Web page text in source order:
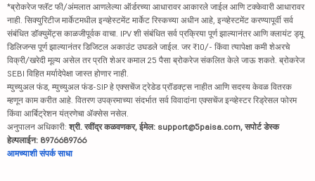
*ब्रोकरेज फ्लॅट फी/अंमलात आणलेल्या ऑर्डरच्या आधारावर आकारले जाईल आणि टक्केवारी आधारावर
नाही. सिक्युरिटीज मार्केटमधील इन्व्हेस्टमेंट मार्केट रिस्कच्या अधीन आहे, इन्व्हेस्टमेंट करण्यापूर्वी सर्व
संबंधित डॉक्युमेंट्स काळजीपूर्वक वाचा. IPV शी संबंधित सर्व प्रक्रिया पूर्ण झाल्यानंतर आणि क्लायंट ड्यू
डिलिजन्स पूर्ण झाल्यानंतर डिजिटल अकाउंट उघडले जाईल. जर ₹10/- किंवा त्यापेक्षा कमी शेअरचे
विक्री/खरेदी मूल्य असेल तर प्रति शेअर कमाल 25 पैसा ब्रोकरेज संकलित केले जाऊ शकते. ब्रोकरेज
SEBI विहित मर्यादेपेक्षा जास्त होणार नाही.
म्युच्युअल फंड, म्युच्युअल फंड-SIP हे एक्सचेंज ट्रेडेड प्रॉडक्ट्स नाहीत आणि सदस्य केवळ वितरक
म्हणून काम करीत आहे. वितरण उपक्रमाच्या संदर्भात सर्व विवादांना एक्सचेंज इन्व्हेस्टर रिड्रेसल फोरम
किंवा आर्बिट्रेशन यंत्रणेचा ॲक्सेस नसेल.
अनुपालन अधिकारी: श्री. रवींद्र कळवणकर, ईमेल: support@5paisa.com, सपोर्ट डेस्क
हेल्पलाईन: 8976689766
आमच्याशी संपर्क साधा